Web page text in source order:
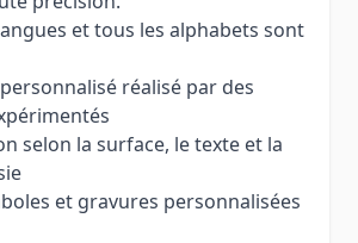
et tous les alphabets sont
réalisé par des
selon la surface, le texte et la
et gravures personnalisées